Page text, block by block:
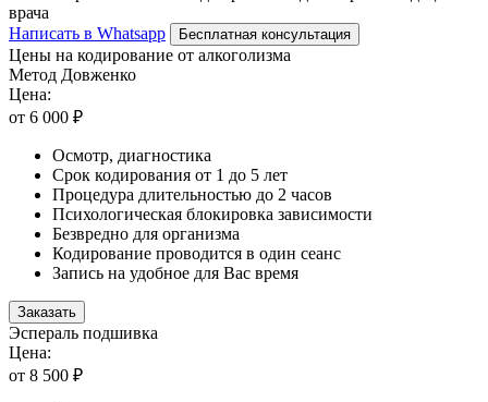
врача
Написать в Whatsapp
Бесплатная консультация
Цены на кодирование от алкоголизма
Метод Довженко
Цена:
от 6 000 ₽
Осмотр, диагностика
Срок кодирования от 1 до 5 лет
Процедура длительностью до 2 часов
Психологическая блокировка зависимости
Безвредно для организма
Кодирование проводится в один сеанс
Запись на удобное для Вас время
Заказать
Эспераль подшивка
Цена:
от 8 500 ₽